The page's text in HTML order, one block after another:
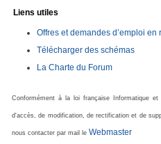
Liens utiles
Offres et demandes d’emploi en
Télécharger des schémas
La Charte du Forum
Conformément à la loi française Informatique
d'accès, de modification, de rectification et de
nous contacter par mail le Webmaster